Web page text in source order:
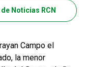
Noticias RCN
Campo el
la menor